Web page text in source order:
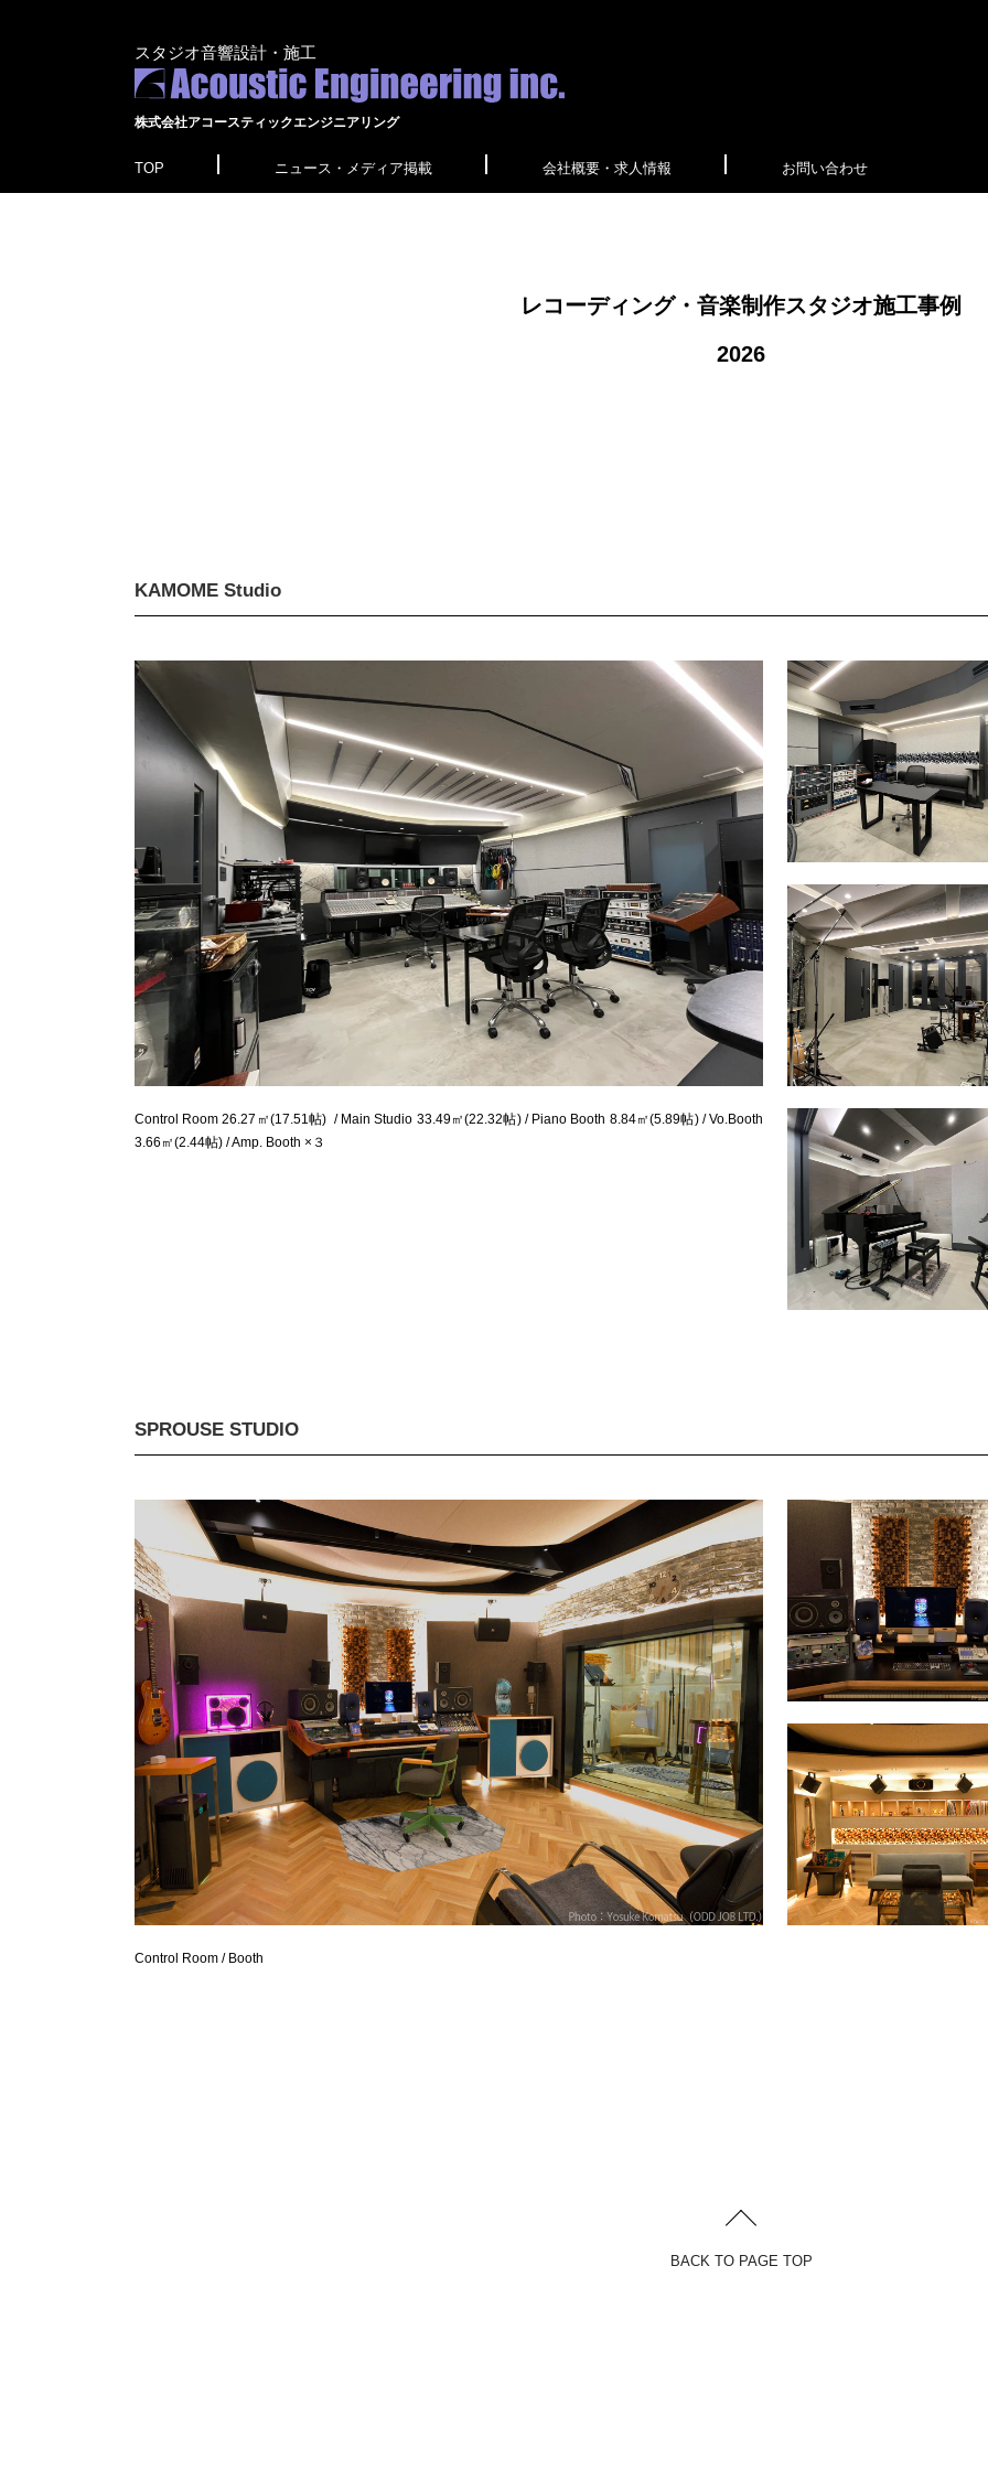
スタジオ音響設計・施工
株式会社アコースティックエンジニアリング
TOP ニュース・メディア掲載 会社概要・求人情報 お問い合わせ
レコーディング・音楽制作スタジオ施工事例
2026
KAMOME Studio
Control Room 26.27㎡(17.51帖)  / Main Studio 33.49㎡(22.32帖) / Piano Booth 8.84㎡(5.89帖) / Vo.Booth
3.66㎡(2.44帖) / Amp. Booth ×３
SPROUSE STUDIO
Control Room / Booth
BACK TO PAGE TOP